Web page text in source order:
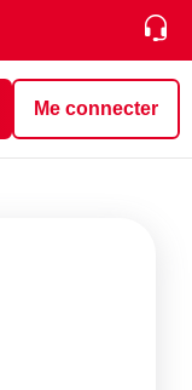
Me connecter